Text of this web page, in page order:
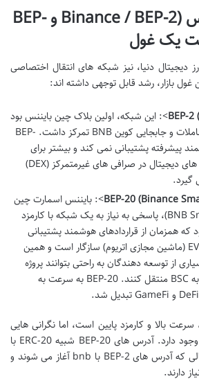
شبکه های بایننس (Binance / BEP-2 و BEP-
دیجیتال دنیا، نیز شبکه های انتقال اختصاصی
غول بازار، رشد قابل توجهی داشته اند:
BEP->: این شبکه، اولین بلاک چین بایننس بود
که بر روی سرعت معاملات و جابجایی کوین BNB تمرکز داشت. BEP-
پیشرفته پشتیبانی نمی کند و بیشتر برای
تبادلات سریع دارایی های دیجیتال در صرافی های غیرمتمرکز (DEX)
گیرد.
BEP-20 (Binance>: بایننس اسمارت چین
(امروزه BNB Smart Chain)، پاسخی به نیاز به یک شبکه با کارمزد
که همزمان از قراردادهای هوشمند پشتیبانی
کند. این شبکه با EVM (ماشین مجازی اتریوم) سازگار است و همین
از توسعه دهندگان به راحتی بتوانند پروژه
های خود را از اتریوم به BSC منتقل کنند. BEP-20 به سرعت به
بالا و کارمزد پایین است، اما نگرانی هایی
در مورد تمرکزگرایی آن ها وجود دارد. آدرس های BEP-20 شبیه ERC-20 با
0x شروع می شوند، در حالی که آدرس های BEP-2 با bnb آغاز می شوند و